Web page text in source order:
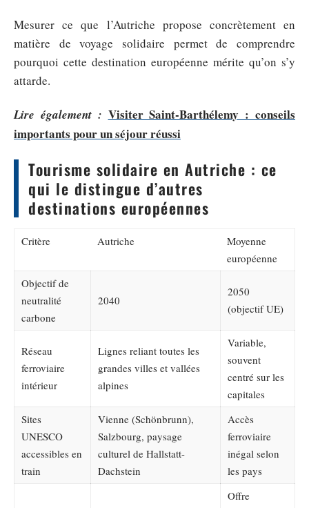
Mesurer ce que l’Autriche propose concrètement en
matière de voyage solidaire permet de comprendre
pourquoi cette destination européenne mérite qu’on s’y
attarde.
Lire également : Visiter Saint-Barthélemy : conseils
importants pour un séjour réussi
Tourisme solidaire en Autriche : ce
qui le distingue d’autres
destinations européennes
Critère Autriche
Moyenne
européenne
Objectif de
neutralité
carbone
2040
2050
(objectif UE)
Réseau
ferroviaire
intérieur
Lignes reliant toutes les
grandes villes et vallées
alpines
Variable,
souvent
centré sur les
capitales
Sites
UNESCO
accessibles en
train
Vienne (Schönbrunn),
Salzbourg, paysage
culturel de Hallstatt-
Dachstein
Accès
ferroviaire
inégal selon
les pays
Offre